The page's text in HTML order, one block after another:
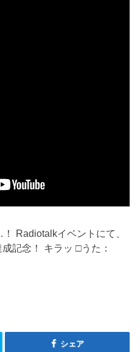
Radiotalkイベントにて、
記念！ キラッ □うた：
シェア